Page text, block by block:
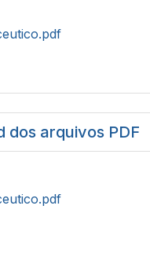
dos arquivos PDF